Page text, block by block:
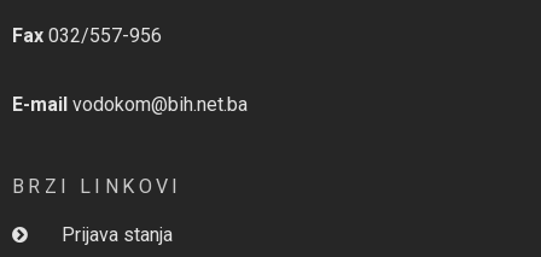
Fax 032/557-956
E-mail vodokom@bih.net.ba
BRZI LINKOVI
Prijava stanja